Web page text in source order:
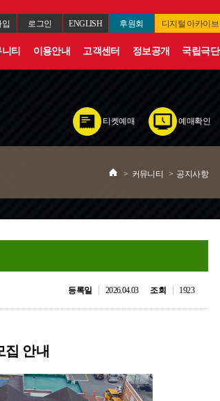
로그인 ENGLISH 후원회 디지털 아카이브
티 이용안내 고객센터 정보공개 국립극단
티켓예매 예매확인
> 커뮤니티 > 공지사항
등록일 2026.04.03 조회 1923
집 안내